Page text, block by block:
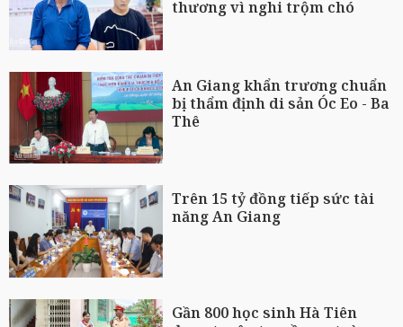
thương vì nghi trộm chó
An Giang khẩn trương chuẩn
bị thẩm định di sản Óc Eo - Ba
Thê
Trên 15 tỷ đồng tiếp sức tài
năng An Giang
Gần 800 học sinh Hà Tiên